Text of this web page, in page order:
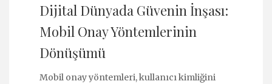
Dijital Dünyada Güvenin İnşası:
Mobil Onay Yöntemlerinin
Dönüşümü
Mobil onay yöntemleri, kullanıcı kimliğini